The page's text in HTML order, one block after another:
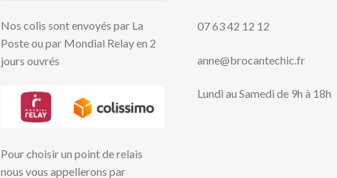
Nos colis sont envoyés par La
Poste ou par Mondial Relay en 2
jours ouvrés
Pour choisir un point de relais
nous vous appellerons par
07 63 42 12 12
anne@brocantechic.fr
Lundi au Samedi de 9h à 18h